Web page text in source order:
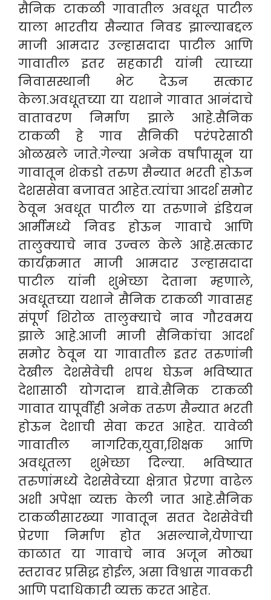
सैनिक टाकळी गावातील अवधूत पाटील
याला भारतीय सैन्यात निवड झाल्याबद्दल
माजी आमदार उल्हासदादा पाटील आणि
गावातील इतर सहकारी यांनी त्याच्या
निवासस्थानी भेट देऊन सत्कार
केला.अवधूतच्या या यशाने गावात आनंदाचे
वातावरण निर्माण झाले आहे.सैनिक
टाकळी हे गाव सैनिकी परंपरेसाठी
ओळखले जाते.गेल्या अनेक वर्षांपासून या
गावातून शेकडो तरुण सैन्यात भरती होऊन
देशससेवा बजावत आहेत.त्यांचा आदर्श समोर
ठेवून अवधूत पाटील या तरुणाने इंडियन
आर्मीमध्ये निवड होऊन गावाचे आणि
तालुक्याचे नाव उज्वल केले आहे.सत्कार
कार्यक्रमात माजी आमदार उल्हासदादा
पाटील यांनी शुभेच्छा देताना म्हणाले,
अवधूतच्या यशाने सैनिक टाकळी गावासह
संपूर्ण शिरोळ तालुक्याचे नाव गौरवमय
झाले आहे.आजी माजी सैनिकांचा आदर्श
समोर ठेवून या गावातील इतर तरुणांनी
देखील देशसेवेची शपथ घेऊन भविष्यात
देशासाठी योगदान द्यावे.सैनिक टाकळी
गावात यापूर्वीही अनेक तरुण सैन्यात भरती
होऊन देशाची सेवा करत आहेत. यावेळी
गावातील नागरिक,युवा,शिक्षक आणि
अवधूतला शुभेच्छा दिल्या. भविष्यात
तरुणांमध्ये देशसेवेच्या क्षेत्रात प्रेरणा वाढेल
अशी अपेक्षा व्यक्त केली जात आहे.सैनिक
टाकळीसारख्या गावातून सतत देशसेवेची
प्रेरणा निर्माण होत असल्याने,येणाऱ्या
काळात या गावाचे नाव अजून मोठ्या
स्तरावर प्रसिद्ध होईल, असा विश्वास गावकरी
आणि पदाधिकारी व्यक्त करत आहेत.